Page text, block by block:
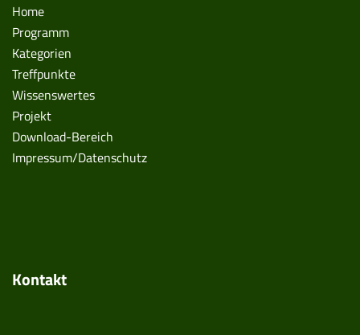
Home
Programm
Kategorien
Treffpunkte
Wissenswertes
Projekt
Download-Bereich
Impressum/Datenschutz
Kontakt